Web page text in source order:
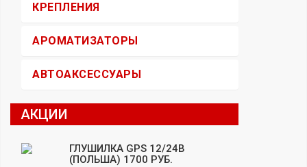
КРЕПЛЕНИЯ
АРОМАТИЗАТОРЫ
АВТОАКСЕССУАРЫ
АКЦИИ
ГЛУШИЛКА GPS 12/24В
(ПОЛЬША) 1700 РУБ.